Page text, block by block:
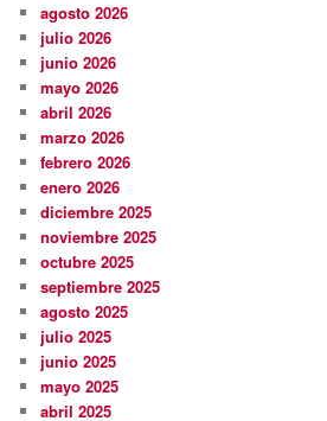
agosto 2026
julio 2026
junio 2026
mayo 2026
abril 2026
marzo 2026
febrero 2026
enero 2026
diciembre 2025
noviembre 2025
octubre 2025
septiembre 2025
agosto 2025
julio 2025
junio 2025
mayo 2025
abril 2025